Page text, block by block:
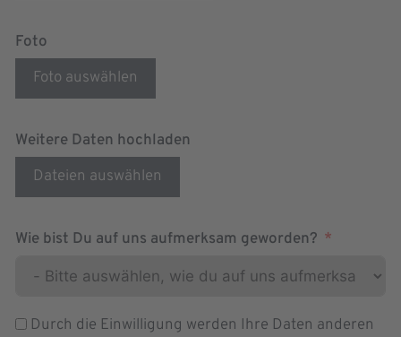
Foto
Foto auswählen
Weitere Daten hochladen
Dateien auswählen
Wie bist Du auf uns aufmerksam geworden?
Durch die Einwilligung werden Ihre Daten anderen